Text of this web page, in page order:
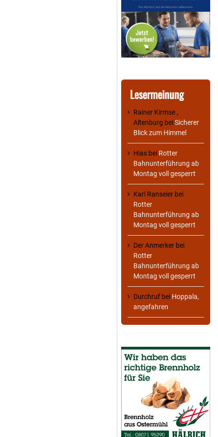
Lesermeinung
Rainer Kirmse ,
Altenburg beiSicherer
Blick zum Himmel
Hias bei Rotter
Bahnunterführung ab
Montag voll gesperrt
Karl Ranseier bei
Rotter
Bahnunterführung ab
Montag voll gesperrt
Der Anmerker bei
Rotter
Bahnunterführung ab
Montag voll gesperrt
Durchruf bei Hoppala,
angefahren